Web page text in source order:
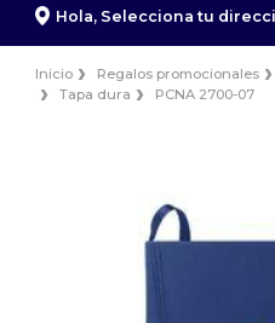
Hola, Selecciona tu
Inicio Regalos promocionales
Tapa dura
PCNA 2700-07